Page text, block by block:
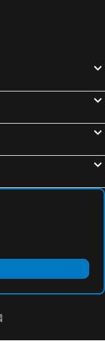
飯店
宿
物中心